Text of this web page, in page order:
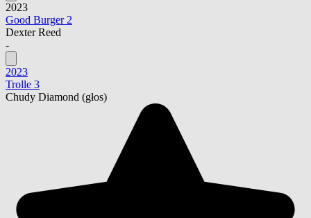
2023
Good Burger 2
Dexter Reed
-
2023
Trolle 3
Chudy Diamond (głos)